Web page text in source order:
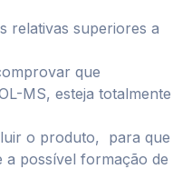
relativas superiores a
que
MS, esteja totalmente
o produto, para que
a possível formação de